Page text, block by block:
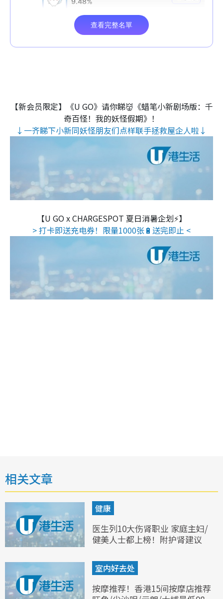
【新会员限定】《U GO》请你睇👹《蜡笔小新剧场版：千
奇百怪！我的妖怪假期》！
↓一齐睇下小新同妖怪朋友们点样联手拯救屋企人啦↓
【U GO x CHARGESPOT 夏日消暑企划⚡】
> 打卡即送充电券！限量1000张🔋送完即止 <
相关文章
健康
医生列10大伤肾职业 家庭主妇/
健美人士都上榜！附护肾建议
室内好去处
按摩推荐！香港15间按摩店推荐